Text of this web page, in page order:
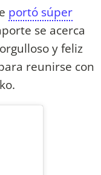
portó súper
se acerca
y feliz
reunirse con